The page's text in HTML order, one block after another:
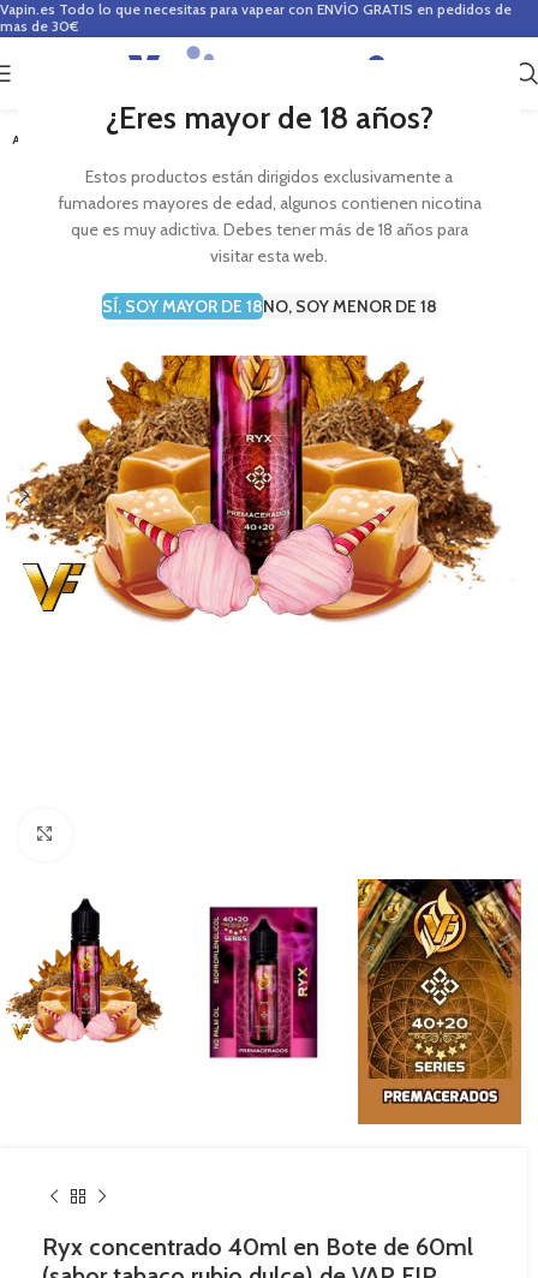
¿Eres mayor de 18 años?
Estos productos están dirigidos exclusivamente a
fumadores mayores de edad, algunos contienen nicotina
que es muy adictiva. Debes tener más de 18 años para
visitar esta web.
SÍ, SOY MAYOR DE 18NO, SOY MENOR DE 18
Vapin.es Todo lo que necesitas para vapear con ENVÍO GRATIS en pedidos de
mas de 30€
0
AGOTADO
Ryx concentrado 40ml en Bote de 60ml